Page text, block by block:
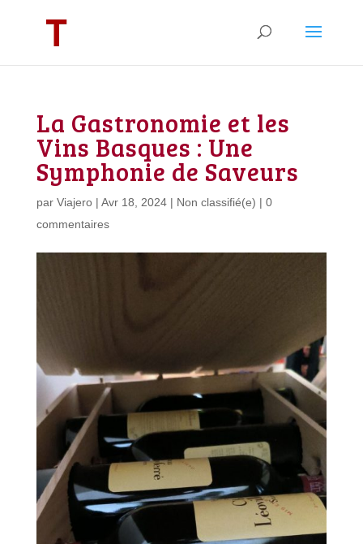
La Gastronomie et les
Vins Basques : Une
Symphonie de Saveurs
par Viajero| Avr 18, 2024| Non classifié(e) | 0
commentaires